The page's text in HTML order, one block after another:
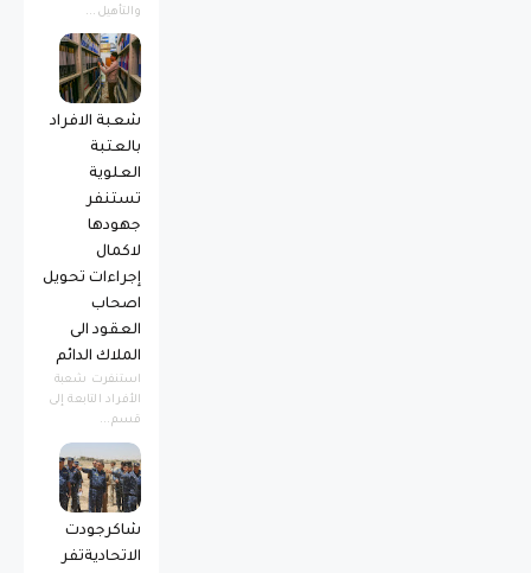
والتأهيل...
شعبة الافراد
بالعتبة
العلوية
تستنفر
جهودها
لاكمال
إجراءات تحويل
اصحاب
العقود الى
الملاك الدائم
استنفرت شعبة
الأفراد التابعة إلى
قسم...
شاكرجودت
الاتحاديةتفر